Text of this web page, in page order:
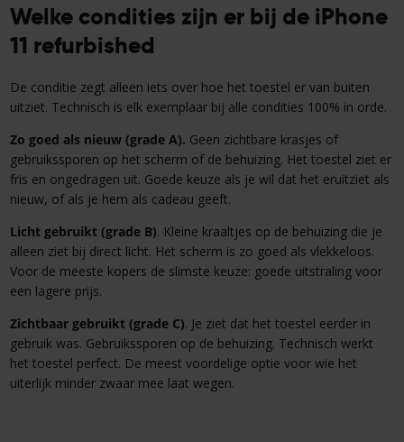
Welke condities zijn er bij de iPhone
11 refurbished
De conditie zegt alleen iets over hoe het toestel er van buiten
uitziet. Technisch is elk exemplaar bij alle condities 100% in orde.
Zo goed als nieuw (grade A). Geen zichtbare krasjes of
gebruikssporen op het scherm of de behuizing. Het toestel ziet er
fris en ongedragen uit. Goede keuze als je wil dat het eruitziet als
nieuw, of als je hem als cadeau geeft.
Licht gebruikt (grade B). Kleine kraaltjes op de behuizing die je
alleen ziet bij direct licht. Het scherm is zo goed als vlekkeloos.
Voor de meeste kopers de slimste keuze: goede uitstraling voor
een lagere prijs.
Zichtbaar gebruikt (grade C). Je ziet dat het toestel eerder in
gebruik was. Gebruikssporen op de behuizing. Technisch werkt
het toestel perfect. De meest voordelige optie voor wie het
uiterlijk minder zwaar mee laat wegen.